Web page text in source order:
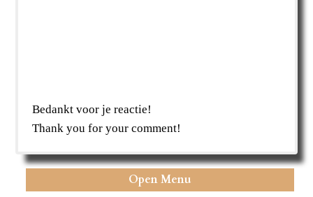
Bedankt voor je reactie!
Thank you for your comment!
Open Menu